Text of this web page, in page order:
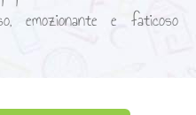
emozionante e faticoso